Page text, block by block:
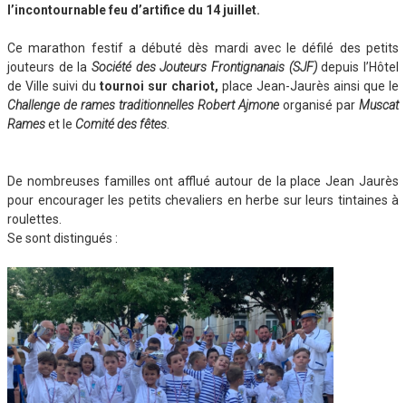
l’incontournable feu d’artifice du 14 juillet.
Ce marathon festif a débuté dès mardi avec le défilé des petits
jouteurs de la Société des Jouteurs Frontignanais (SJF)depuis l’Hôtel
de Ville suivi du tournoi sur chariot, place Jean-Jaurès ainsi que le
Challenge de rames traditionnelles Robert Ajmone organisé par Muscat
Rameset le Comité des fêtes
De nombreuses familles ont afflué autour de la place Jean Jaurès
pour encourager les petits chevaliers en herbe sur leurs tintaines à
roulettes.
Se sont distingués :